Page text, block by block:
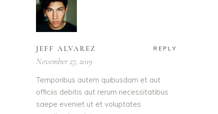
JEFF ALVAREZ REPLY
November 27, 2019
Temporibus autem quibusdam et aut
officiis debitis aut rerum necessitatibus
saepe eveniet ut et voluptates